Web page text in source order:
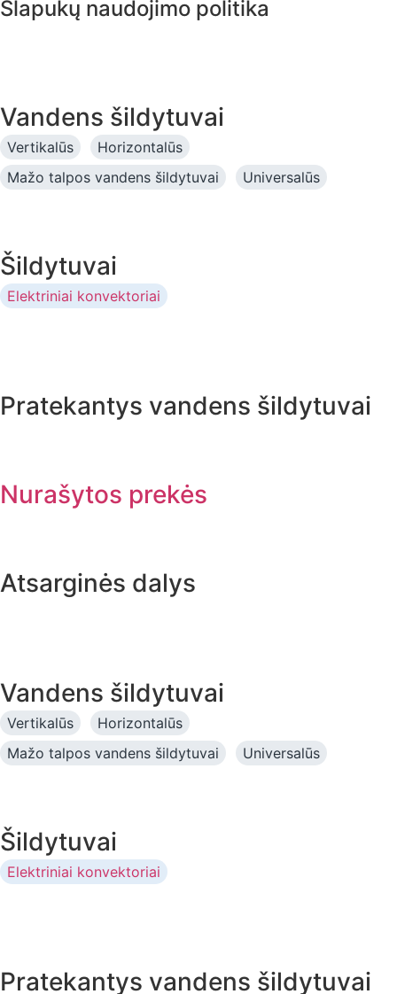
Slapukų naudojimo politika
Vandens šildytuvai
Vertikalūs
Horizontalūs
Mažo talpos vandens šildytuvai
Universalūs
Šildytuvai
Elektriniai konvektoriai
Pratekantys vandens šildytuvai
Nurašytos prekės
Atsarginės dalys
Vandens šildytuvai
Vertikalūs
Horizontalūs
Mažo talpos vandens šildytuvai
Universalūs
Šildytuvai
Elektriniai konvektoriai
Pratekantys vandens šildytuvai